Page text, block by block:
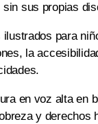
sus propias
para
la
en voz alta en
y derechos